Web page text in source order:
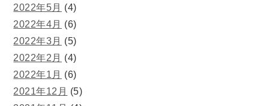
2022年5月 (4)
2022年4月 (6)
2022年3月 (5)
2022年2月 (4)
2022年1月 (6)
2021年12月 (5)